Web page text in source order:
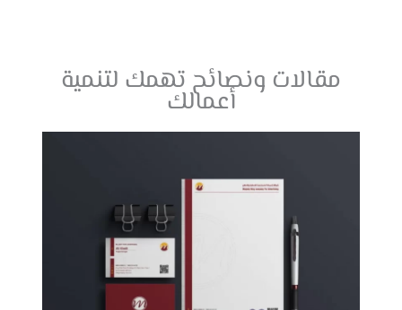
مقالات ونصائح تهمك لتنمية
أعمالك